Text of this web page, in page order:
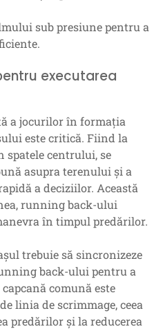
sub presiune pentru a
executarea
a jocurilor în formația
este critică. Fiind la
centrului, se
asupra terenului și a
a deciziilor. Această
running back-ului
în timpul predărilor.
trebuie să sincronizeze
back-ului pentru a
comună este
linia de scrimmage, ceea
predărilor și la reducerea